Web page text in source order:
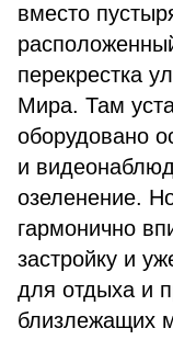
вместо
перекрестка
Мира. Там
оборудовано
и
озеленение.
гармонично
застройку и
для отдыха и
близлежащих